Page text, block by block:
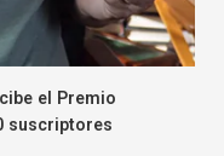
el Premio
suscriptores